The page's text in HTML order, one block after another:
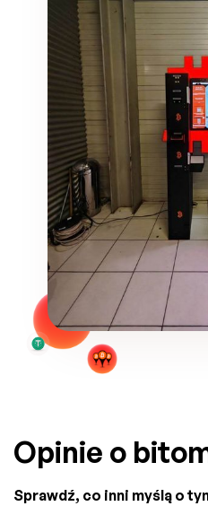
Opinie o
Sprawdź, co inni myślą o